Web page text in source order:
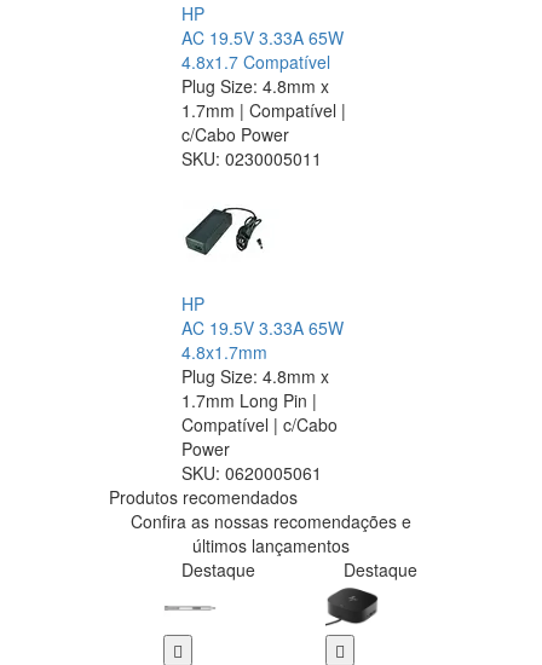
HP
AC 19.5V 3.33A 65W
4.8x1.7 Compatível
Plug Size: 4.8mm x
1.7mm | Compatível |
c/Cabo Power
SKU: 0230005011
HP
AC 19.5V 3.33A 65W
4.8x1.7mm
Plug Size: 4.8mm x
1.7mm Long Pin |
Compatível | c/Cabo
Power
SKU: 0620005061
Produtos recomendados
Confira as nossas recomendações e
últimos lançamentos
Destaque
Destaque